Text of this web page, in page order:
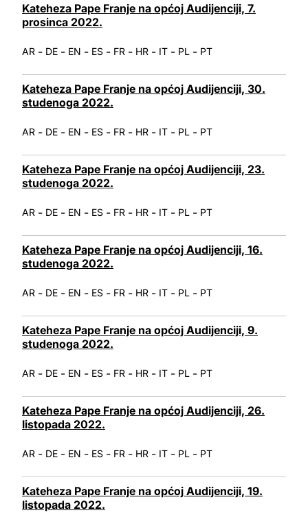
Kateheza Pape Franje na općoj Audijenciji, 7.
prosinca 2022.
AR - DE - EN - ES - FR - HR - IT - PL - PT
Kateheza Pape Franje na općoj Audijenciji, 30.
studenoga 2022.
AR - DE - EN - ES - FR - HR - IT - PL - PT
Kateheza Pape Franje na općoj Audijenciji, 23.
studenoga 2022.
AR - DE - EN - ES - FR - HR - IT - PL - PT
Kateheza Pape Franje na općoj Audijenciji, 16.
studenoga 2022.
AR - DE - EN - ES - FR - HR - IT - PL - PT
Kateheza Pape Franje na općoj Audijenciji, 9.
studenoga 2022.
AR - DE - EN - ES - FR - HR - IT - PL - PT
Kateheza Pape Franje na općoj Audijenciji, 26.
listopada 2022.
AR - DE - EN - ES - FR - HR - IT - PL - PT
Kateheza Pape Franje na općoj Audijenciji, 19.
listopada 2022.